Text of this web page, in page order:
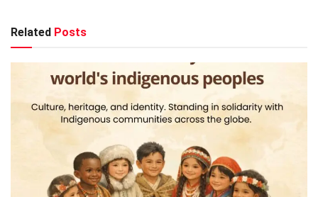
Related Posts